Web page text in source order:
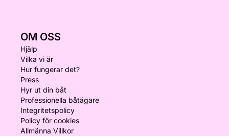
OM OSS
Hjälp
Vilka vi är
Hur fungerar det?
Press
Hyr ut din båt
Professionella båtägare
Integritetspolicy
Policy för cookies
Allmänna Villkor